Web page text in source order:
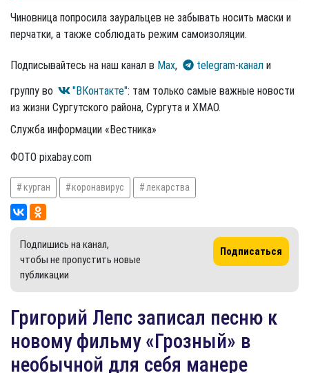
Чиновница попросила зауральцев не забывать носить маски и
перчатки, а также соблюдать режим самоизоляции.
Подписывайтесь на наш канал в Max, telegram-канал и
группу во
"ВКонтакте": там только самые важные новости
из жизни Сургутского района, Сургута и ХМАО.
Служба информации «Вестника»
ФОТО pixabay.com
курган коронавирус лекарства
Подпишись на канал,
чтобы не пропустить новые
публикации
Подписаться
Григорий Лепс записал песню к
новому фильму «Грозный» в
необычной для себя манере